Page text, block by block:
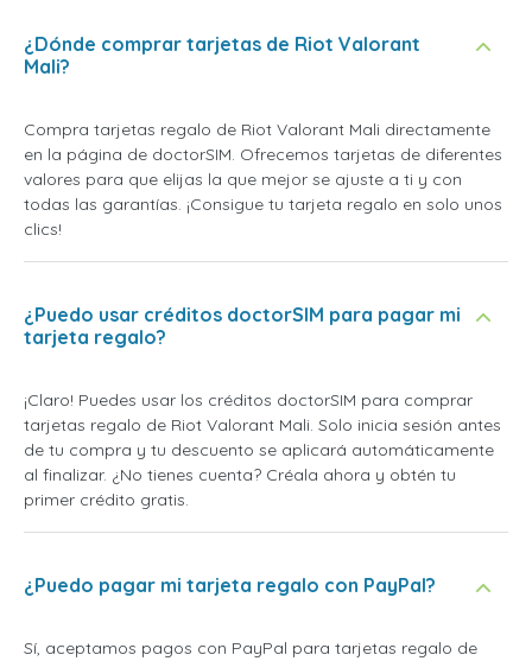
¿Dónde comprar tarjetas de Riot Valorant
Mali?
Compra tarjetas regalo de Riot Valorant Mali directamente
en la página de doctorSIM. Ofrecemos tarjetas de diferentes
valores para que elijas la que mejor se ajuste a ti y con
todas las garantías. ¡Consigue tu tarjeta regalo en solo unos
clics!
¿Puedo usar créditos doctorSIM para pagar mi
tarjeta regalo?
¡Claro! Puedes usar los créditos doctorSIM para comprar
tarjetas regalo de Riot Valorant Mali. Solo inicia sesión antes
de tu compra y tu descuento se aplicará automáticamente
al finalizar. ¿No tienes cuenta? Créala ahora y obtén tu
primer crédito gratis.
¿Puedo pagar mi tarjeta regalo con PayPal?
Sí, aceptamos pagos con PayPal para tarjetas regalo de